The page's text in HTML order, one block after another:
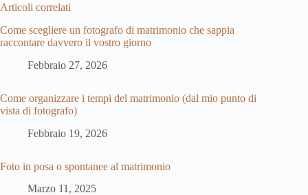
Articoli correlati
Come scegliere un fotografo di matrimonio che sappia
raccontare davvero il vostro giorno
Febbraio 27, 2026
Come organizzare i tempi del matrimonio (dal mio punto di
vista di fotografo)
Febbraio 19, 2026
Foto in posa o spontanee al matrimonio
Marzo 11, 2025